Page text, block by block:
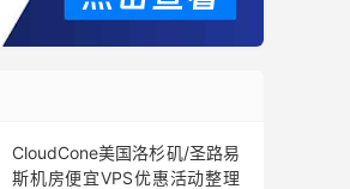
CloudCone美国洛杉矶/圣路易
斯机房便宜VPS优惠活动整理